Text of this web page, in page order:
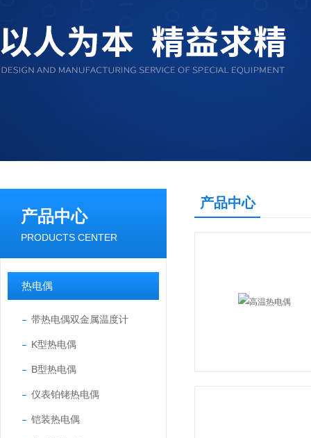
产品中心
PRODUCTS CENTER
热电偶
带热电偶双金属温度计
K型热电偶
B型热电偶
仪表铂铑热电偶
铠装热电偶
产品中心